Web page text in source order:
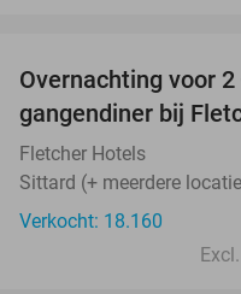
Overnachting voor
gangendiner bij
Fletcher Hotels
Sittard (+ meerdere
Verkocht: 18.160